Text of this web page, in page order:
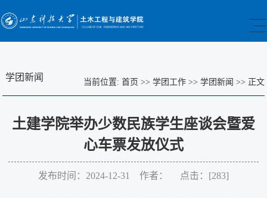
学团新闻 当前位置: 首页 >> 学团工作>> 学团新闻 >> 正文
土建学院举办少数民族学生座谈会暨爱
心车票发放仪式
发布时间：2024-12-31 作者： 点击：[283]